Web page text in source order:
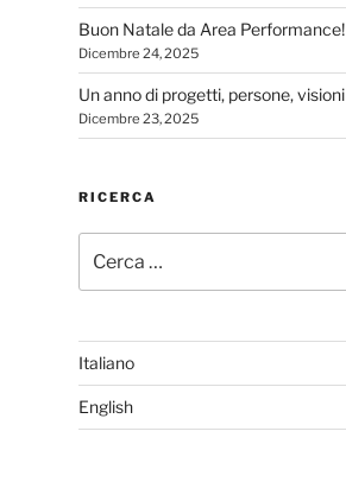
Buon Natale da Area Performance!
Dicembre 24, 2025
Un anno di progetti, persone, visioni
Dicembre 23, 2025
RICERCA
Italiano
English